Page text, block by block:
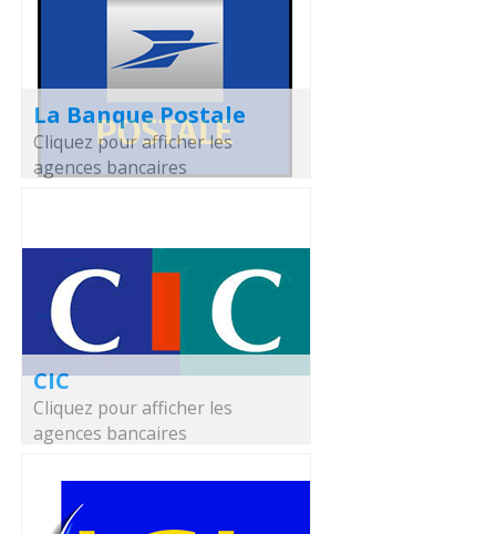
La Banque Postale
Cliquez pour afficher les
agences bancaires
CIC
Cliquez pour afficher les
agences bancaires